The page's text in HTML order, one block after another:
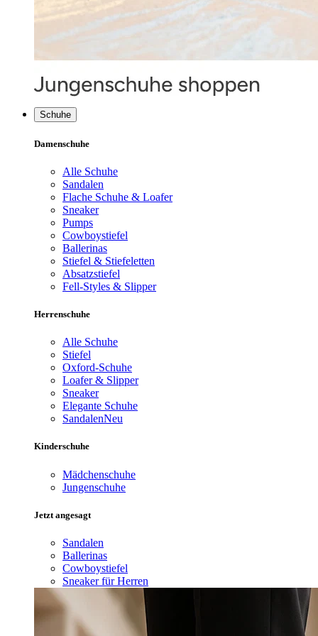
Schuhe
Damenschuhe
Alle Schuhe
Sandalen
Flache Schuhe & Loafer
Sneaker
Pumps
Cowboystiefel
Ballerinas
Stiefel & Stiefeletten
Absatzstiefel
Fell-Styles & Slipper
Herrenschuhe
Alle Schuhe
Stiefel
Oxford-Schuhe
Loafer & Slipper
Sneaker
Elegante Schuhe
SandalenNeu
Kinderschuhe
Mädchenschuhe
Jungenschuhe
Jetzt angesagt
Sandalen
Ballerinas
Cowboystiefel
Sneaker für Herren